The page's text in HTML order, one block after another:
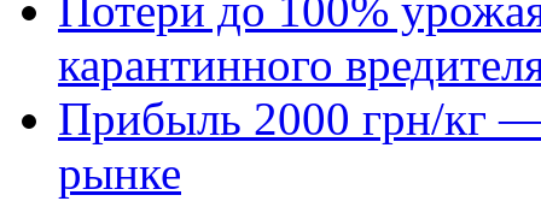
Потери до 100%
карантинного
Прибыль 2000 грн/кг —
рынке